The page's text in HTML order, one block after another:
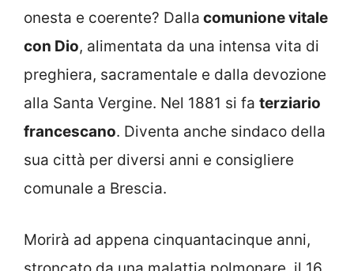
onesta e coerente? Dalla comunione vitale
con Dio, alimentata da una intensa vita di
preghiera, sacramentale e dalla devozione
alla Santa Vergine. Nel 1881 si fa terziario
francescano. Diventa anche sindaco della
sua città per diversi anni e consigliere
comunale a Brescia.
Morirà ad appena cinquantacinque anni,